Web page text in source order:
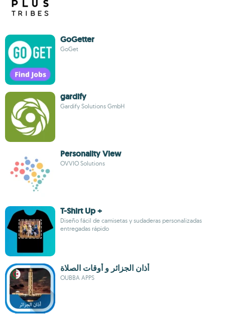
GoGetter
GoGet
gardify
Gardify Solutions GmbH
Personality View
OVVIO Solutions
T-Shirt Up +
Diseño fácil de camisetas y sudaderas personalizadas
entregadas rápido
أذان الجزائر و أوقات الصلاة
OUBBA APPS